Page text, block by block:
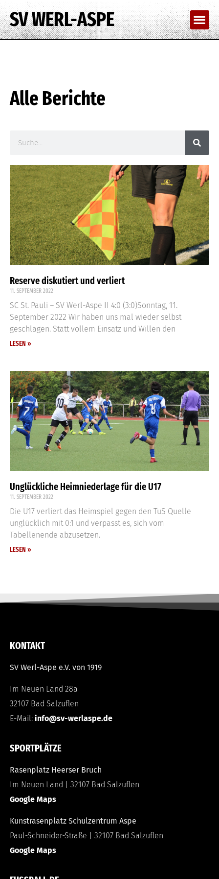
SV WERL-ASPE
Alle Berichte
Reserve diskutiert und verliert
11. SEPTEMBER 2022
SC St. Pauli – SV Werl-Aspe II 4:0 (3:0)Sonntag, 11.
September 2022 Wir haben uns mal wieder selbst
geschlagen. Statt vollem Einsatz und Willen den
LESEN »
Unglückliche Heimniederlage für die U17
11. SEPTEMBER 2022
Die U17 verliert das Heimspiel gegen den TuS Quelle
unglücklich mit 0:1 und verpasst es, sich vom
Tabellenende abzusetzen.
LESEN »
KONTAKT
SV Werl-Aspe e.V. von 1919
Im Neuen Land 28a
32107 Bad Salzuflen
E-Mail: info@sv-werlaspe.de
SPORTPLÄTZE
Rasenplatz Heerser Bruch
Im Neuen Land | 32107 Bad Salzuflen
Google Maps
Kunstrasenplatz Schulzentrum Aspe
Paul-Schneider-Straße | 32107 Bad Salzuflen
Google Maps